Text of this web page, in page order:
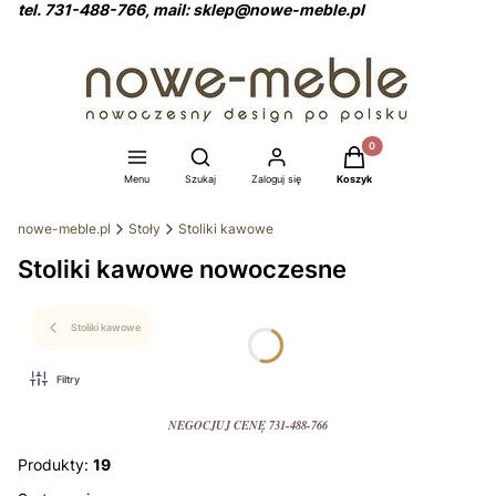
tel. 731-488-766, mail: sklep@nowe-meble.pl
Menu
Otwórz wyszukiwarkę
Szukaj Zaloguj się
Produkty w koszyku:
Koszyk
nowe-meble.pl Stoły Stoliki kawowe
Stoliki kawowe nowoczesne
Stoliki kawowe
Filtry
NEGOCJUJ CENĘ 731-488-766
Produkty: 19